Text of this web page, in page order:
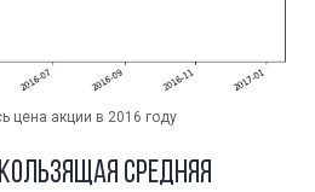
цена акции в 2016 году
средняя